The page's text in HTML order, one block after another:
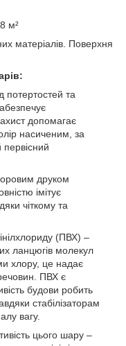
м²
матеріалів. Поверхня
та
допомагає
насиченим, за
первісний
друком
імітує
чіткому та
(ПВХ) –
ланцюгів молекул
хлору, це надає
речовин. ПВХ є
будови робить
стабілізаторам
вагу.
цього шару –